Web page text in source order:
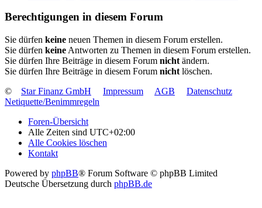
Berechtigungen in diesem Forum
Sie dürfen keine neuen Themen in diesem Forum erstellen.
Sie dürfen keine Antworten zu Themen in diesem Forum erstellen.
Sie dürfen Ihre Beiträge in diesem Forum nicht ändern.
Sie dürfen Ihre Beiträge in diesem Forum nicht löschen.
©
Star Finanz GmbH Impressum AGB
Datenschutz
Netiquette/Benimmregeln
Foren-Übersicht
Alle Zeiten sind UTC+02:00
Alle Cookies löschen
Kontakt
Powered by phpBB® Forum Software © phpBB Limited
Deutsche Übersetzung durch phpBB.de